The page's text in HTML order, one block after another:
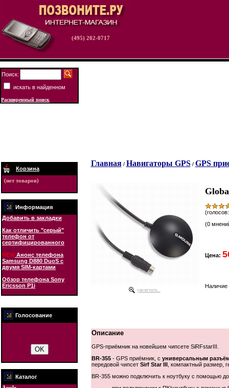
(495) 202-0717
Поиск:
искать в найденном
Расширенный поиск
Корзина
(нет товаров)
Информация
Добавить в закладки
Как отличить "серый"
телефон от
сертифицированного
NEWАнонс телефона
Samsung D880 DuoS с
двумя SIM-картами
Обзор телефона Sony
Ericsson P1i
Голосование
Каталог
Главная/ Навигаторы GPS/ GPS
увеличить...
(0
Цена:
Наличие
Описание
GPS-приёмник на новейшем чипсете SiRFstarIII.
BR-355- GPS приёмник, с универсальным
передовой чипсет Sirf Star III, компактный размер,
BR-355 можно подключить к ноутбуку с помощью